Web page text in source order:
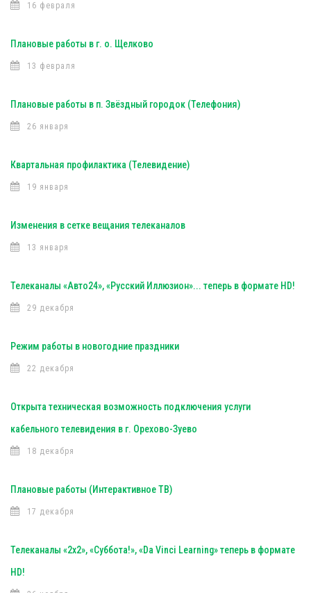
16 февраля
Плановые работы в г. о. Щелково
13 февраля
Плановые работы в п. Звёздный городок (Телефония)
26 января
Квартальная профилактика (Телевидение)
19 января
Изменения в сетке вещания телеканалов
13 января
Телеканалы «Авто24», «Русский Иллюзион»... теперь в формате HD!
29 декабря
Режим работы в новогодние праздники
22 декабря
Открыта техническая возможность подключения услуги
кабельного телевидения в г. Орехово-Зуево
18 декабря
Плановые работы (Интерактивное ТВ)
17 декабря
Телеканалы «2х2», «Суббота!», «Da Vinci Learning» теперь в формате
HD!